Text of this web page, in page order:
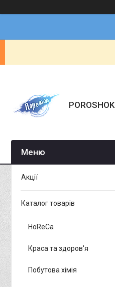
POROSHOK
Акції
Каталог товарів
HoReCa
Краса та здоров'я
Побутова хімія